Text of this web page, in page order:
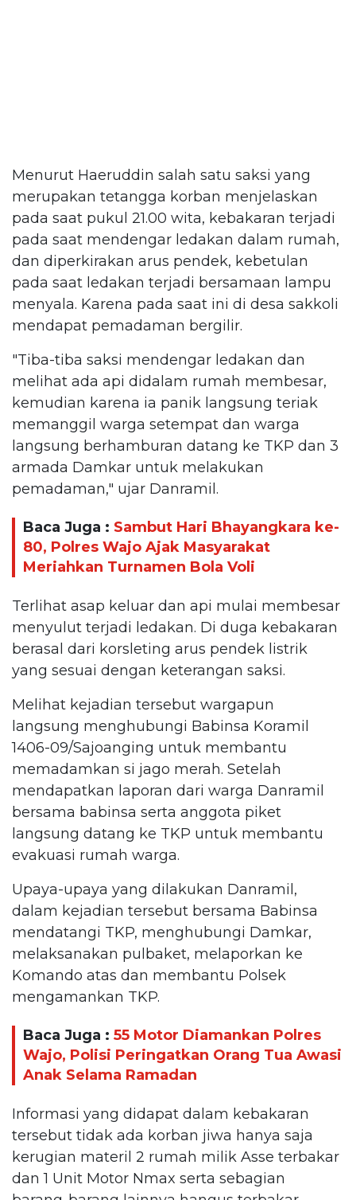
Menurut Haeruddin salah satu saksi yang
merupakan tetangga korban menjelaskan
pada saat pukul 21.00 wita, kebakaran terjadi
pada saat mendengar ledakan dalam rumah,
dan diperkirakan arus pendek, kebetulan
pada saat ledakan terjadi bersamaan lampu
menyala. Karena pada saat ini di desa sakkoli
mendapat pemadaman bergilir.
"Tiba-tiba saksi mendengar ledakan dan
melihat ada api didalam rumah membesar,
kemudian karena ia panik langsung teriak
memanggil warga setempat dan warga
langsung berhamburan datang ke TKP dan 3
armada Damkar untuk melakukan
pemadaman," ujar Danramil.
Baca Juga : Sambut Hari Bhayangkara ke-
80, Polres Wajo Ajak Masyarakat
Meriahkan Turnamen Bola Voli
Terlihat asap keluar dan api mulai membesar
menyulut terjadi ledakan. Di duga kebakaran
berasal dari korsleting arus pendek listrik
yang sesuai dengan keterangan saksi.
Melihat kejadian tersebut wargapun
langsung menghubungi Babinsa Koramil
1406-09/Sajoanging untuk membantu
memadamkan si jago merah. Setelah
mendapatkan laporan dari warga Danramil
bersama babinsa serta anggota piket
langsung datang ke TKP untuk membantu
evakuasi rumah warga.
Upaya-upaya yang dilakukan Danramil,
dalam kejadian tersebut bersama Babinsa
mendatangi TKP, menghubungi Damkar,
melaksanakan pulbaket, melaporkan ke
Komando atas dan membantu Polsek
mengamankan TKP.
Baca Juga : 55 Motor Diamankan Polres
Wajo, Polisi Peringatkan Orang Tua Awasi
Anak Selama Ramadan
Informasi yang didapat dalam kebakaran
tersebut tidak ada korban jiwa hanya saja
kerugian materil 2 rumah milik Asse terbakar
dan 1 Unit Motor Nmax serta sebagian